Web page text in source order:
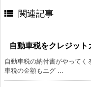
 関連記事
自動車税をクレジット
自動車税の納付書がやってく
車税の金額もエグ ...